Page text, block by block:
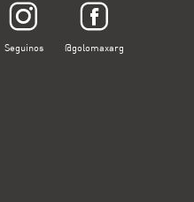
Seguinos @golomaxarg